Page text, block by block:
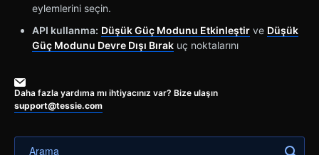
eylemlerini seçin.
API kullanma: Düşük Güç Modunu Etkinleştir ve Düşük
Güç Modunu Devre Dışı Bırak uç noktalarını
Daha fazla yardıma mı ihtiyacınız var? Bize ulaşın
support@tessie.com